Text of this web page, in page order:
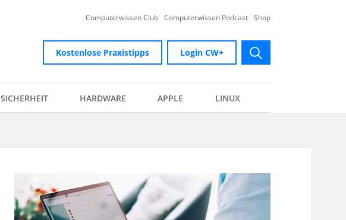
Computerwissen Club Computerwissen Podcast Shop
Kostenlose Praxistipps
Login CW+
submit
SICHERHEIT HARDWARE APPLE LINUX